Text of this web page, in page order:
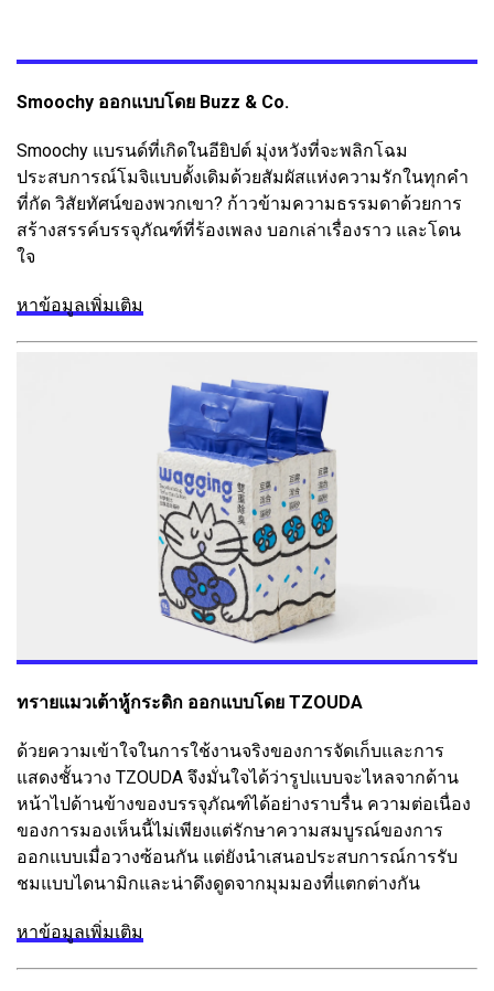
Smoochy ออกแบบโดย Buzz & Co.
Smoochy แบรนด์ที่เกิดในอียิปต์ มุ่งหวังที่จะพลิกโฉม
ประสบการณ์โมจิแบบดั้งเดิมด้วยสัมผัสแห่งความรักในทุกคำ
ที่กัด วิสัยทัศน์ของพวกเขา? ก้าวข้ามความธรรมดาด้วยการ
สร้างสรรค์บรรจุภัณฑ์ที่ร้องเพลง บอกเล่าเรื่องราว และโดน
ใจ
หาข้อมูลเพิ่มเติม
ทรายแมวเต้าหู้กระดิก ออกแบบโดย TZOUDA
ด้วยความเข้าใจในการใช้งานจริงของการจัดเก็บและการ
แสดงชั้นวาง TZOUDA จึงมั่นใจได้ว่ารูปแบบจะไหลจากด้าน
หน้าไปด้านข้างของบรรจุภัณฑ์ได้อย่างราบรื่น ความต่อเนื่อง
ของการมองเห็นนี้ไม่เพียงแต่รักษาความสมบูรณ์ของการ
ออกแบบเมื่อวางซ้อนกัน แต่ยังนำเสนอประสบการณ์การรับ
ชมแบบไดนามิกและน่าดึงดูดจากมุมมองที่แตกต่างกัน
หาข้อมูลเพิ่มเติม